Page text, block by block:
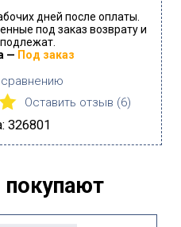
дней после оплаты.
под заказ возврату и
— Под заказ
Оставить отзыв (6)
326801